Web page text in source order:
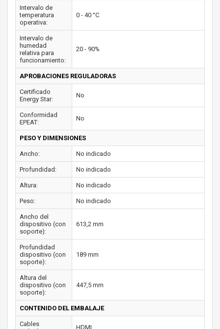
Intervalo de
temperatura
operativa:
0 - 40 °C
Intervalo de
humedad
relativa para
funcionamiento:
20 - 90%
APROBACIONES REGULADORAS
Certificado
Energy Star:
No
Conformidad
EPEAT:
No
PESO Y DIMENSIONES
Ancho: No indicado
Profundidad: No indicado
Altura: No indicado
Peso: No indicado
Ancho del
dispositivo (con
soporte):
613,2 mm
Profundidad
dispositivo (con
soporte):
189 mm
Altura del
dispositivo (con
soporte):
447,5 mm
CONTENIDO DEL EMBALAJE
Cables
HDMI